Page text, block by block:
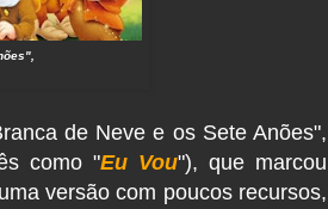
de Neve e os Sete Anões",
como "Eu Vou"), que marcou
versão com poucos recursos,